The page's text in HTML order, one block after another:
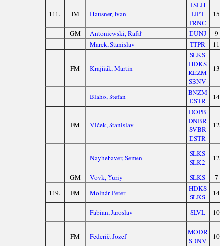
111. IM Hausner, Ivan
TSLH
LIPT
TRNC
15
GM Antoniewski, Rafał DUNJ
9
Marek, Stanislav
TTPR 11
FM Krajňák, Martin
SLKS
HDKS
KEZM
SBNV
13
Blaho, Štefan
BNZM
DSTR
14
FM Vlček, Stanislav
DOPB
DNBR
SVBR
DSTR
12
Nayhebaver, Semen
SLKS
SLK2
12
GM Vovk, Yuriy SLKS
7
119.
FM Molnár, Peter
HDKS
SLKS
14
Fabian, Jaroslav SLVL 10
FM Federič, Jozef
MODR
SDNV
10